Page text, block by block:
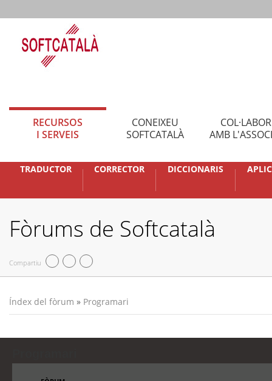
RECURSOS
I SERVEIS
CONEIXEU
SOFTCATALÀ
AMB
TRADUCTOR CORRECTOR DICCIONARIS
Fòrums de Softcatalà
Compartiu
Índex del fòrum » Programari